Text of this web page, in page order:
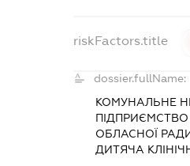
riskFactors.title
dossier.fullName:
КОМУНАЛЬНЕ
ПІДПРИЄМСТВО
ОБЛАСНОЇ
ДИТЯЧА